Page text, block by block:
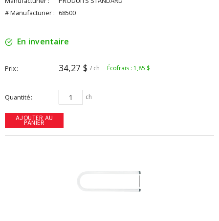
# Manufacturier : 68500
En inventaire
Prix 34,27 $ / ch Écofrais : 1,85 $
Quantité ch
AJOUTER AU
PANIER